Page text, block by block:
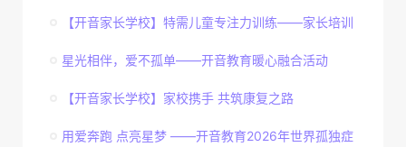
【开音家长学校】特需儿童专注力训练——家长培训
星光相伴，爱不孤单——开音教育暖心融合活动
【开音家长学校】家校携手 共筑康复之路
用爱奔跑 点亮星梦 ——开音教育2026年世界孤独症